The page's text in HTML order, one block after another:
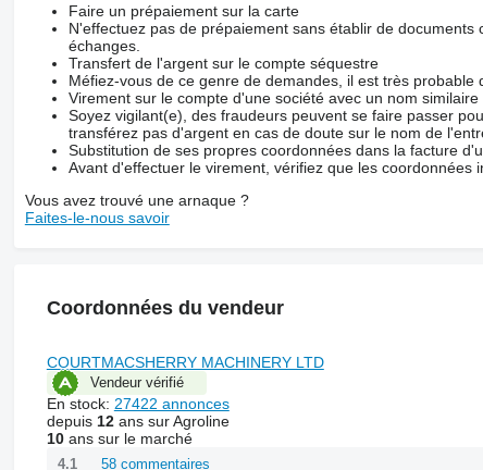
Faire un prépaiement sur la carte
N'effectuez pas de prépaiement sans établir de
échanges.
Transfert de l'argent sur le compte séquestre
Méfiez-vous de ce genre de demandes, il est très
Virement sur le compte d'une société avec un nom similaire
Soyez vigilant(e), des fraudeurs peuvent se faire passer
transférez pas d'argent en cas de doute sur le nom de
Substitution de ses propres coordonnées dans la facture
Avant d'effectuer le virement, vérifiez que les coordonnées
Vous avez trouvé une arnaque ?
Faites-le-nous savoir
Coordonnées du vendeur
COURTMACSHERRY MACHINERY LTD
Vendeur vérifié
En stock: 27422 annonces
depuis 12ans sur Agroline
10ans sur le marché
4.1 58 commentaires